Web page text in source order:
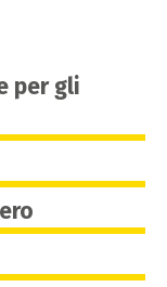
per gli